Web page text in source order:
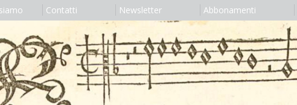
Contatti Newsletter Abbonamenti